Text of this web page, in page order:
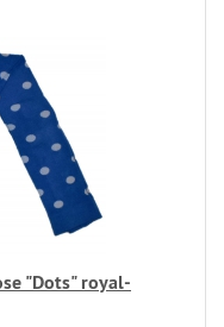
"Dots" royal-